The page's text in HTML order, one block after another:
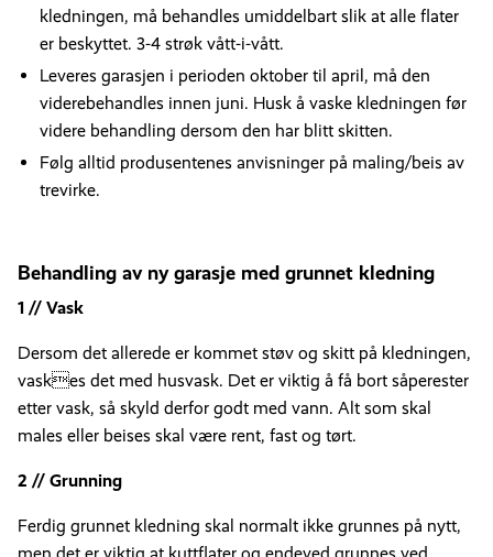
kledningen, må behandles umiddelbart slik at alle flater
er beskyttet. 3-4 strøk vått-i-vått.
Leveres garasjen i perioden oktober til april, må den
viderebehandles innen juni. Husk å vaske kledningen før
videre behandling dersom den har blitt skitten.
Følg alltid produsentenes anvisninger på maling/beis av
trevirke.
Behandling av ny garasje med grunnet kledning
1 // Vask
Dersom det allerede er kommet støv og skitt på kledningen,
vaskes det med husvask. Det er viktig å få bort såperester
etter vask, så skyld derfor godt med vann. Alt som skal
males eller beises skal være rent, fast og tørt.
2 // Grunning
Ferdig grunnet kledning skal normalt ikke grunnes på nytt,
men det er viktig at kuttflater og endeved grunnes ved